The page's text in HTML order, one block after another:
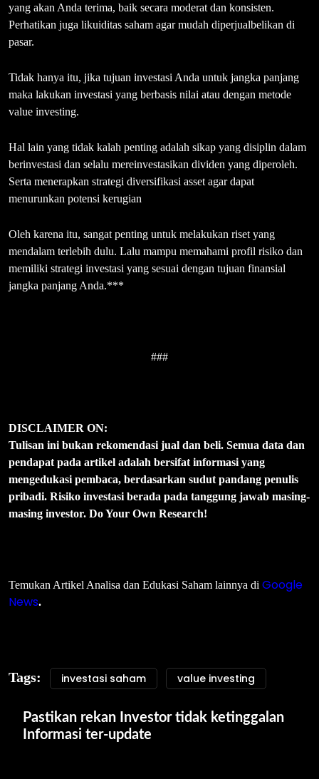
yang akan Anda terima, baik secara moderat dan konsisten.
Perhatikan juga likuiditas saham agar mudah diperjualbelikan di
pasar.
Tidak hanya itu, jika tujuan investasi Anda untuk jangka panjang
maka lakukan investasi yang berbasis nilai atau dengan metode
value investing.
Hal lain yang tidak kalah penting adalah sikap yang disiplin dalam
berinvestasi dan selalu mereinvestasikan dividen yang diperoleh.
Serta menerapkan strategi diversifikasi asset agar dapat
menurunkan potensi kerugian
Oleh karena itu, sangat penting untuk melakukan riset yang
mendalam terlebih dulu. Lalu mampu memahami profil risiko dan
memiliki strategi investasi yang sesuai dengan tujuan finansial
jangka panjang Anda.***
###
DISCLAIMER ON:
Tulisan ini bukan rekomendasi jual dan beli. Semua data dan
pendapat pada artikel adalah bersifat informasi yang
mengedukasi pembaca, berdasarkan sudut pandang penulis
pribadi. Risiko investasi berada pada tanggung jawab masing-
masing investor. Do Your Own Research!
Temukan Artikel Analisa dan Edukasi Saham lainnya di Google
News.
Tags: investasi saham value investing
Pastikan rekan Investor tidak ketinggalan
Informasi ter-update